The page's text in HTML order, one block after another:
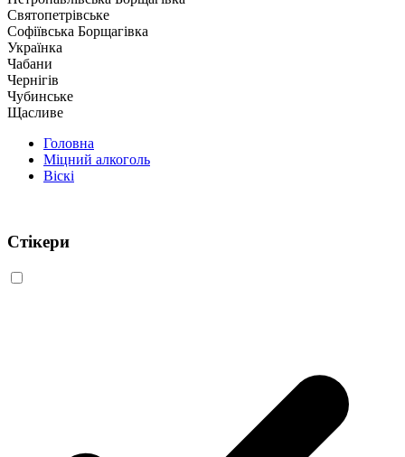
Святопетрівське
Софіївська Борщагівка
Українка
Чабани
Чернігів
Чубинське
Щасливе
Головна
Міцний алкоголь
Віскі
Стікери